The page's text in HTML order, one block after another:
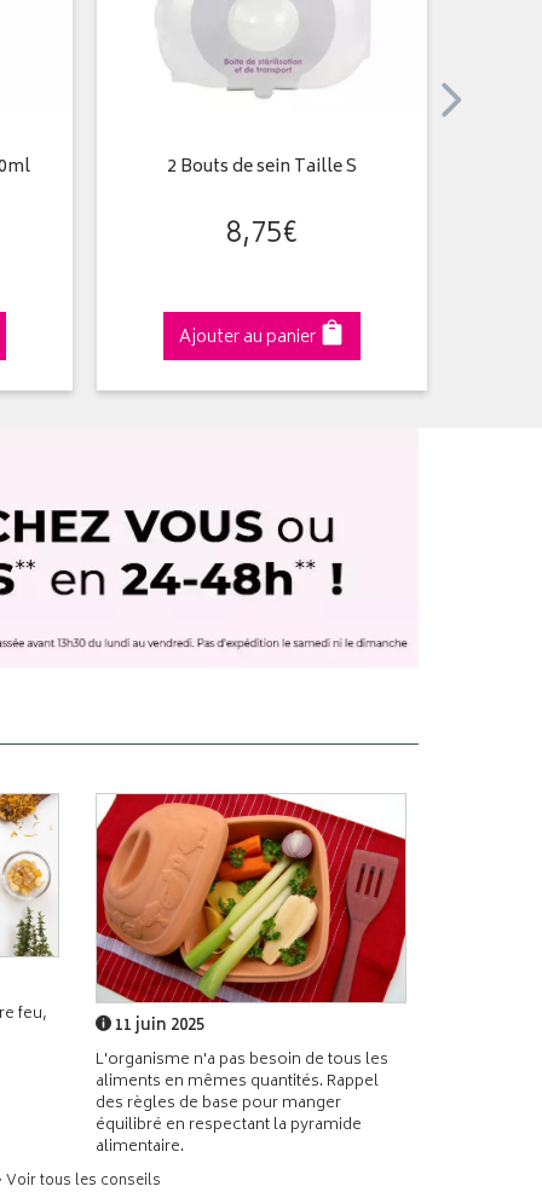
2 Bouts de sein Taille S
8,75€
Ajouter au panier
feu,
11 juin 2025
L'organisme n'a pas besoin de tous les
aliments en mêmes quantités. Rappel
des règles de base pour manger
équilibré en respectant la pyramide
alimentaire.
Voir tous les conseils